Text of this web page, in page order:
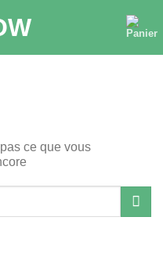
ce que vous